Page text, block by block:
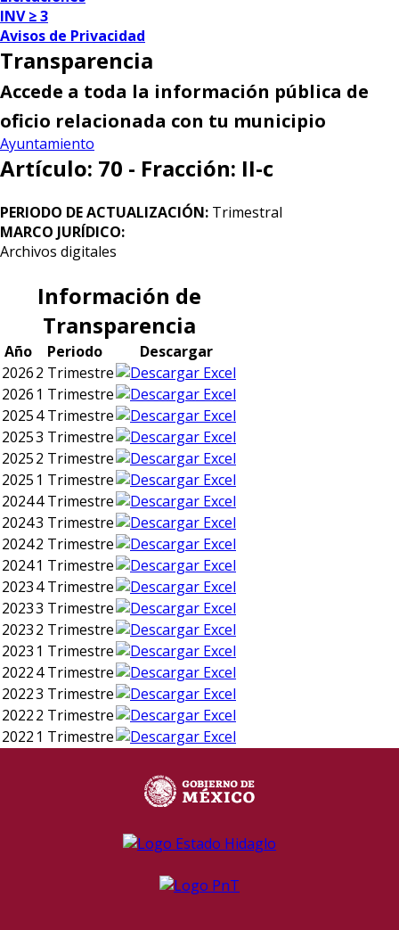
INV ≥ 3
Avisos de Privacidad
Transparencia
Accede a toda la información pública de
oficio relacionada con tu municipio
Ayuntamiento
Artículo: 70 - Fracción: II-c
PERIODO DE ACTUALIZACIÓN: Trimestral
MARCO JURÍDICO:
Archivos digitales
Información de
Transparencia
Año Periodo
Descargar
20262 Trimestre
2026 1 Trimestre
20254 Trimestre
20253 Trimestre
20252 Trimestre
2025 1 Trimestre
20244 Trimestre
20243 Trimestre
20242 Trimestre
20241 Trimestre
20234 Trimestre
20233 Trimestre
20232 Trimestre
2023 1 Trimestre
20224 Trimestre
20223 Trimestre
20222 Trimestre
2022 1 Trimestre